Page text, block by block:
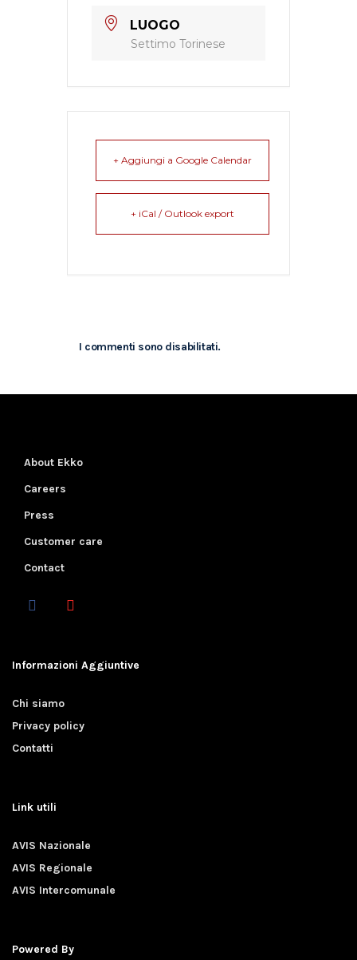
LUOGO
Settimo Torinese
+ Aggiungi a Google Calendar
+ iCal / Outlook export
I commenti sono disabilitati.
About Ekko
Careers
Press
Customer care
Contact
Informazioni Aggiuntive
Chi siamo
Privacy policy
Contatti
Link utili
AVIS Nazionale
AVIS Regionale
AVIS Intercomunale
Powered By